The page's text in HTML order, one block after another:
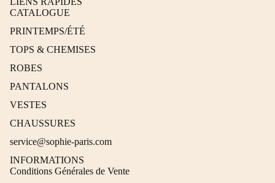
CATALOGUE
PRINTEMPS/ÉTÉ
TOPS & CHEMISES
ROBES
PANTALONS
VESTES
CHAUSSURES
service@sophie-paris.com
INFORMATIONS
Conditions Générales de Vente